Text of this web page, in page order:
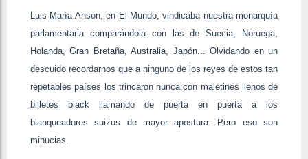
Luis María Anson, en El Mundo, vindicaba nuestra monarquía
parlamentaria comparándola con las de Suecia, Noruega,
Holanda, Gran Bretaña, Australia, Japón... Olvidando en un
descuido recordarnos que a ninguno de los reyes de estos tan
repetables países los trincaron nunca con maletines llenos de
billetes black llamando de puerta en puerta a los
blanqueadores suizos de mayor apostura. Pero eso son
minucias.